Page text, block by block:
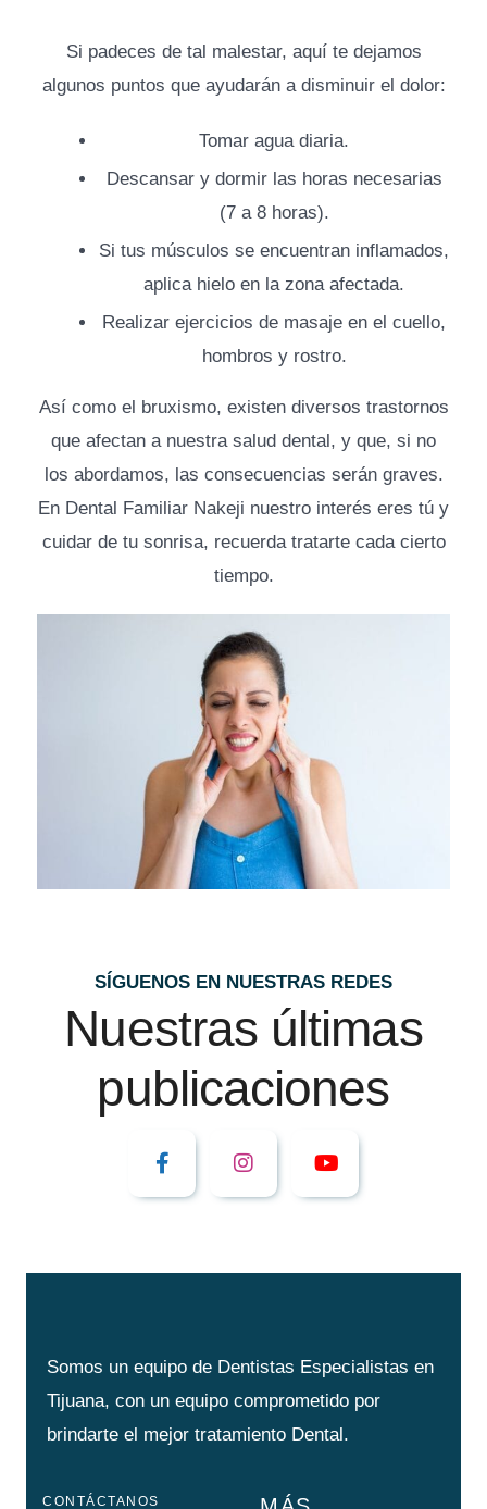
Si padeces de tal malestar, aquí te dejamos
algunos puntos que ayudarán a disminuir el dolor:
Tomar agua diaria.
Descansar y dormir las horas necesarias
(7 a 8 horas).
Si tus músculos se encuentran inflamados,
aplica hielo en la zona afectada.
Realizar ejercicios de masaje en el cuello,
hombros y rostro.
Así como el bruxismo, existen diversos trastornos
que afectan a nuestra salud dental, y que, si no
los abordamos, las consecuencias serán graves.
En Dental Familiar Nakeji nuestro interés eres tú y
cuidar de tu sonrisa, recuerda tratarte cada cierto
tiempo.
SÍGUENOS EN NUESTRAS REDES
Nuestras últimas
publicaciones
Somos un equipo de Dentistas Especialistas en
Tijuana, con un equipo comprometido por
brindarte el mejor tratamiento Dental.
CONTÁCTANOS